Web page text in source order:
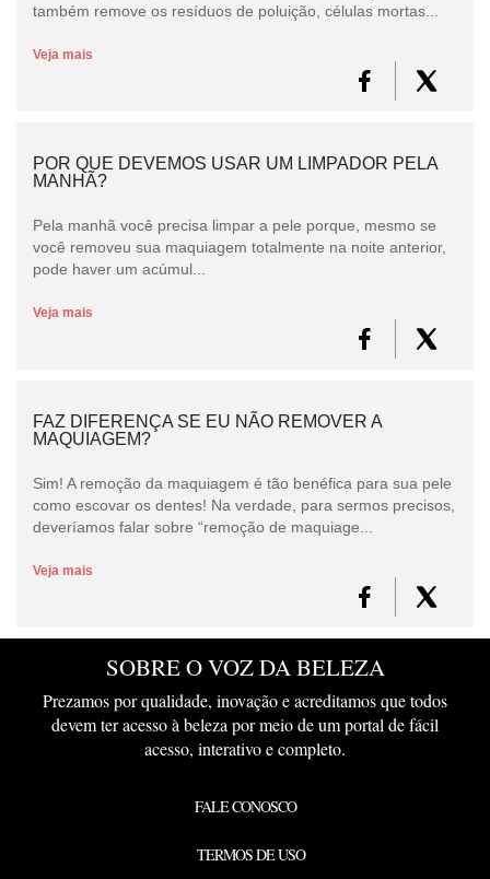
também remove os resíduos de poluição, células mortas...
Veja mais
POR QUE DEVEMOS USAR UM LIMPADOR PELA
MANHÃ?
Pela manhã você precisa limpar a pele porque, mesmo se
você removeu sua maquiagem totalmente na noite anterior,
pode haver um acúmul...
Veja mais
FAZ DIFERENÇA SE EU NÃO REMOVER A
MAQUIAGEM?
Sim! A remoção da maquiagem é tão benéfica para sua pele
como escovar os dentes! Na verdade, para sermos precisos,
deveríamos falar sobre “remoção de maquiage...
Veja mais
SOBRE O VOZ DA BELEZA
Prezamos por qualidade, inovação e acreditamos que todos
devem ter acesso à beleza por meio de um portal de fácil
acesso, interativo e completo.
FALE CONOSCO
TERMOS DE USO